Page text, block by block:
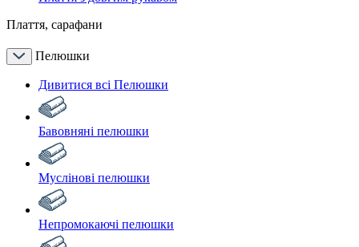
Плаття, сарафани
Пелюшки
Дивитися всі Пелюшки
Бавовняні пелюшки
Муслінові пелюшки
Непромокаючі пелюшки